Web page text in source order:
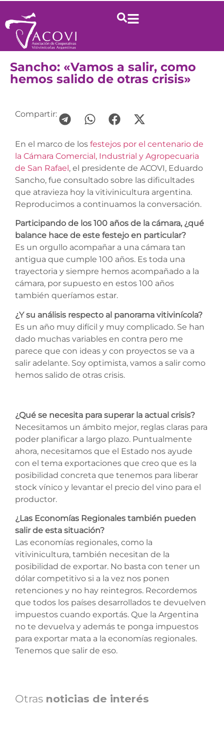
Sancho: «Vamos a salir, como
hemos salido de otras crisis»
Compartir:
En el marco de los festejos por el centenario de
la Cámara Comercial, Industrial y Agropecuaria
de San Rafael, el presidente de ACOVI, Eduardo
Sancho, fue consultado sobre las dificultades
que atravieza hoy la vitivinicultura argentina.
Reproducimos a continuamos la conversación.
Participando de los 100 años de la cámara, ¿qué
balance hace de este festejo en particular?
Es un orgullo acompañar a una cámara tan
antigua que cumple 100 años. Es toda una
trayectoria y siempre hemos acompañado a la
cámara, por supuesto en estos 100 años
también queríamos estar.
¿Y su análisis respecto al panorama vitivinícola?
Es un año muy difícil y muy complicado. Se han
dado muchas variables en contra pero me
parece que con ideas y con proyectos se va a
salir adelante. Soy optimista, vamos a salir como
hemos salido de otras crisis.
¿Qué se necesita para superar la actual crisis?
Necesitamos un ámbito mejor, reglas claras para
poder planificar a largo plazo. Puntualmente
ahora, necesitamos que el Estado nos ayude
con el tema exportaciones que creo que es la
posibilidad concreta que tenemos para liberar
stock vínico y levantar el precio del vino para el
productor.
¿Las Economías Regionales también pueden
salir de esta situación?
Las economías regionales, como la
vitivinicultura, también necesitan de la
posibilidad de exportar. No basta con tener un
dólar competitivo si a la vez nos ponen
retenciones y no hay reintegros. Recordemos
que todos los países desarrollados te devuelven
impuestos cuando exportás. Que la Argentina
no te devuelva y además te ponga impuestos
para exportar mata a la economías regionales.
Tenemos que salir de eso.
Otras noticias de interés